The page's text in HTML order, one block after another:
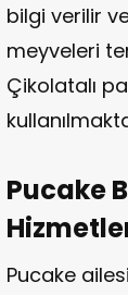
bilgi verilir
meyveleri
Çikolatalı
Pucake
Pucake